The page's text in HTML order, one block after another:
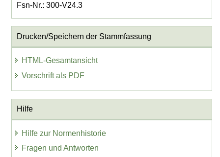
Fsn-Nr.: 300-V24.3
Drucken/Speichern der Stammfassung
HTML-Gesamtansicht
Vorschrift als PDF
Hilfe
Hilfe zur Normenhistorie
Fragen und Antworten